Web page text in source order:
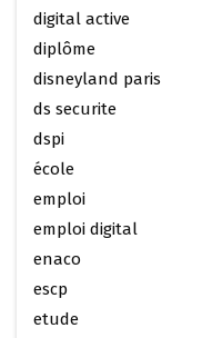
digital active
diplôme
disneyland paris
ds securite
dspi
école
emploi
emploi digital
enaco
escp
etude